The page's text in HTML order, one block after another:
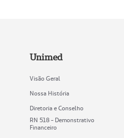
Unimed
Visão Geral
Nossa História
Diretoria e Conselho
RN 518 - Demonstrativo
Financeiro